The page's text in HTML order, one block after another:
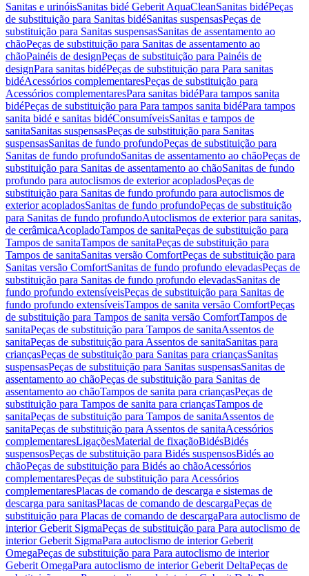
Sanitas e urinóisSanitas bidé Geberit AquaCleanSanitas bidéPeças
de substituição para Sanitas bidéSanitas suspensasPeças de
substituição para Sanitas suspensasSanitas de assentamento ao
chãoPeças de substituição para Sanitas de assentamento ao
chãoPainéis de designPeças de substituição para Painéis de
designPara sanitas bidéPeças de substituição para Para sanitas
bidéAcessórios complementaresPeças de substituição para
Acessórios complementaresPara sanitas bidéPara tampos sanita
bidéPeças de substituição para Para tampos sanita bidéPara tampos
sanita bidé e sanitas bidéConsumíveisSanitas e tampos de
sanitaSanitas suspensasPeças de substituição para Sanitas
suspensasSanitas de fundo profundoPeças de substituição para
Sanitas de fundo profundoSanitas de assentamento ao chãoPeças de
substituição para Sanitas de assentamento ao chãoSanitas de fundo
profundo para autoclismos de exterior acopladosPeças de
substituição para Sanitas de fundo profundo para autoclismos de
exterior acopladosSanitas de fundo profundoPeças de substituição
para Sanitas de fundo profundoAutoclismos de exterior para sanitas,
de cerâmicaAcopladoTampos de sanitaPeças de substituição para
Tampos de sanitaTampos de sanitaPeças de substituição para
Tampos de sanitaSanitas versão ComfortPeças de substituição para
Sanitas versão ComfortSanitas de fundo profundo elevadasPeças de
substituição para Sanitas de fundo profundo elevadasSanitas de
fundo profundo extensíveisPeças de substituição para Sanitas de
fundo profundo extensíveisTampos de sanita versão ComfortPeças
de substituição para Tampos de sanita versão ComfortTampos de
sanitaPeças de substituição para Tampos de sanitaAssentos de
sanitaPeças de substituição para Assentos de sanitaSanitas para
criançasPeças de substituição para Sanitas para criançasSanitas
suspensasPeças de substituição para Sanitas suspensasSanitas de
assentamento ao chãoPeças de substituição para Sanitas de
assentamento ao chãoTampos de sanita para criançasPeças de
substituição para Tampos de sanita para criançasTampos de
sanitaPeças de substituição para Tampos de sanitaAssentos de
sanitaPeças de substituição para Assentos de sanitaAcessórios
complementaresLigaçõesMaterial de fixaçãoBidésBidés
suspensosPeças de substituição para Bidés suspensosBidés ao
chãoPeças de substituição para Bidés ao chãoAcessórios
complementaresPeças de substituição para Acessórios
complementaresPlacas de comando de descarga e sistemas de
descarga para sanitasPlacas de comando de descargaPeças de
substituição para Placas de comando de descargaPara autoclismo de
interior Geberit SigmaPeças de substituição para Para autoclismo de
interior Geberit SigmaPara autoclismo de interior Geberit
OmegaPeças de substituição para Para autoclismo de interior
Geberit OmegaPara autoclismo de interior Geberit DeltaPeças de